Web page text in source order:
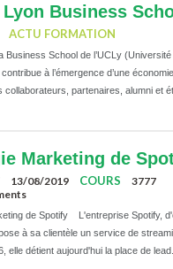
Lyon Business
ACTU FORMATION
Business School de l’UCLy
contribue à l’émergence d’une
collaborateurs, partenaires, alumni et
Marketing de
13/08/2019 COURS
3777
de Spotify L'entreprise Spotify,
à sa clientèle un service de
elle détient aujourd'hui la place de lead...